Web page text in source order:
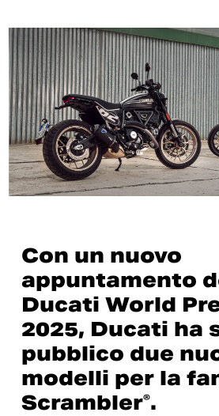
Con un nuovo
appuntamento
Ducati World
2025, Ducati ha
pubblico due
modelli per la
Scrambler®.